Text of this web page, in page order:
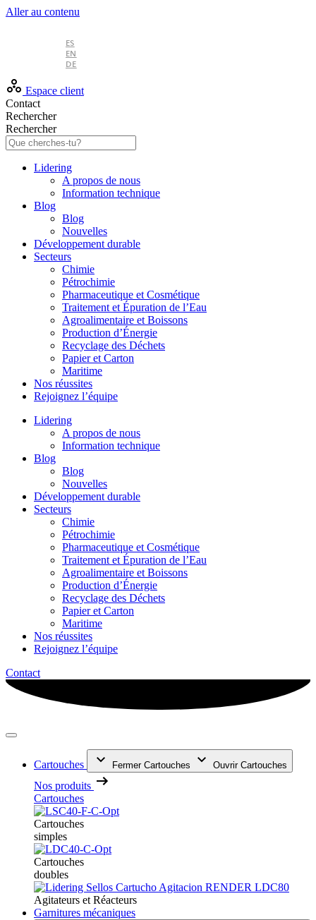
Aller au contenu
ES
EN
DE
Espace client
Contact
Rechercher
Rechercher
Lidering
A propos de nous
Information technique
Blog
Blog
Nouvelles
Développement durable
Secteurs
Chimie
Pétrochimie
Pharmaceutique et Cosmétique
Traitement et Épuration de l’Eau
Agroalimentaire et Boissons
Production d’Énergie
Recyclage des Déchets
Papier et Carton
Maritime
Nos réussites
Rejoignez l’équipe
Lidering
A propos de nous
Information technique
Blog
Blog
Nouvelles
Développement durable
Secteurs
Chimie
Pétrochimie
Pharmaceutique et Cosmétique
Traitement et Épuration de l’Eau
Agroalimentaire et Boissons
Production d’Énergie
Recyclage des Déchets
Papier et Carton
Maritime
Nos réussites
Rejoignez l’équipe
Contact
Cartouches Fermer Cartouches Ouvrir Cartouches
Nos produits
Cartouches
Cartouches
simples
Cartouches
doubles
Agitateurs et Réacteurs
Garnitures mécaniques